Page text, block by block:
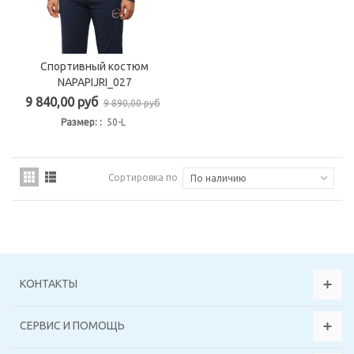
Спортивный костюм
NAPAPIJRI_027
9 840,00 руб 9 890,00 руб
Размер: : 50-L
Сортировка по По наличию
КОНТАКТЫ
СЕРВИС И ПОМОЩЬ